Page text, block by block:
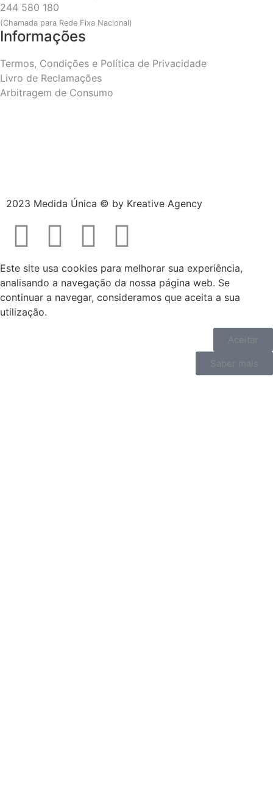
244 580 180
(Chamada para Rede Fixa Nacional)
Informações
Termos, Condições e Política de Privacidade
Livro de Reclamações
Arbitragem de Consumo
2023 Medida Única © by Kreative Agency
Este site usa cookies para melhorar sua experiência,
analisando a navegação da nossa página web. Se
continuar a navegar, consideramos que aceita a sua
utilização.
Aceitar
Saber mais